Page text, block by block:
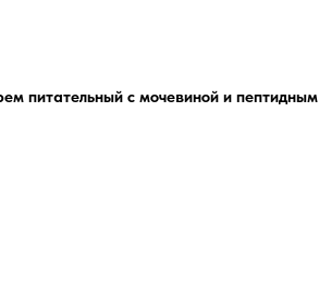
питательный с мочевиной и пептидным